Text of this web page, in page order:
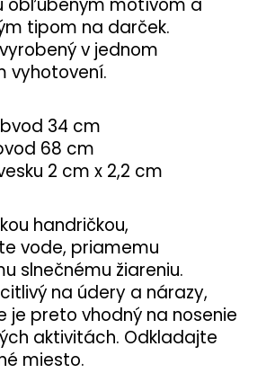
tipom na darček.
v jednom
vyhotovení.
34 cm
68 cm
2 cm x 2,2 cm
handričkou,
vode, priamemu
slnečnému žiareniu.
na údery a nárazy,
je preto vhodný na nosenie
aktivitách. Odkladajte
miesto.